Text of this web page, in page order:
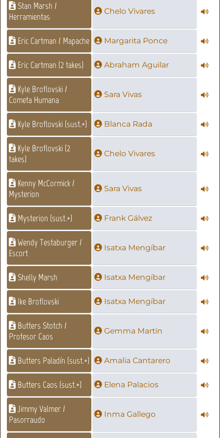
Stan Marsh /
Herramientas
Chelo Vivares
Eric Cartman / Mapache Margarita Ponce
Eric Cartman (2 takes) Abraham Aguilar
Kyle Broflovski /
Cometa Humana
Sara Vivas
Kyle Broflovski (sust.*) Blanca Rada
Kyle Broflovski (2
takes)
Chelo Vivares
Kenny McCormick /
Mysterion
Sara Vivas
Mysterion (sust.*) Frank Gálvez
Wendy Testaburger /
Escort
Isatxa Mengíbar
Shelly Marsh Isatxa Mengíbar
Ike Broflovski Isatxa Mengíbar
Butters Stotch /
Profesor Caos
Gemma Martín
Butters Paladín (sust.*) Amalia Cantarero
Butters Caos (sust.*) Elena Palacios
Jimmy Valmer /
Pasorraudo
Inma Gallego